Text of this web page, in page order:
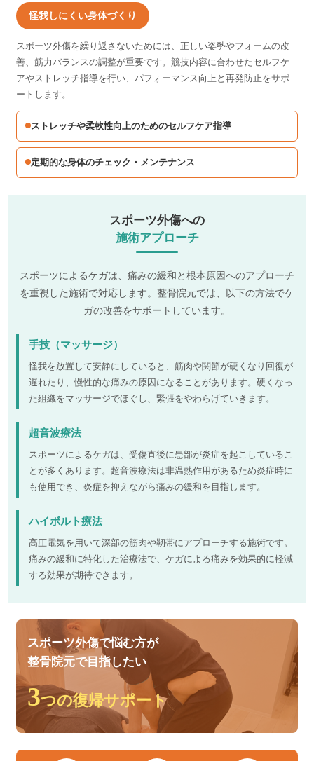
怪我しにくい身体づくり
スポーツ外傷を繰り返さないためには、正しい姿勢やフォームの改
善、筋力バランスの調整が重要です。競技内容に合わせたセルフケ
アやストレッチ指導を行い、パフォーマンス向上と再発防止をサポ
ートします。
ストレッチや柔軟性向上のためのセルフケア指導
定期的な身体のチェック・メンテナンス
スポーツ外傷への
施術アプローチ
スポーツによるケガは、痛みの緩和と根本原因へのアプローチ
を重視した施術で対応します。整骨院元では、以下の方法でケ
ガの改善をサポートしています。
手技（マッサージ）
怪我を放置して安静にしていると、筋肉や関節が硬くなり回復が
遅れたり、慢性的な痛みの原因になることがあります。硬くなっ
た組織をマッサージでほぐし、緊張をやわらげていきます。
超音波療法
スポーツによるケガは、受傷直後に患部が炎症を起こしているこ
とが多くあります。超音波療法は非温熱作用があるため炎症時に
も使用でき、炎症を抑えながら痛みの緩和を目指します。
ハイボルト療法
高圧電気を用いて深部の筋肉や靭帯にアプローチする施術です。
痛みの緩和に特化した治療法で、ケガによる痛みを効果的に軽減
する効果が期待できます。
スポーツ外傷で悩む方が
整骨院元で目指したい
3つの復帰サポート